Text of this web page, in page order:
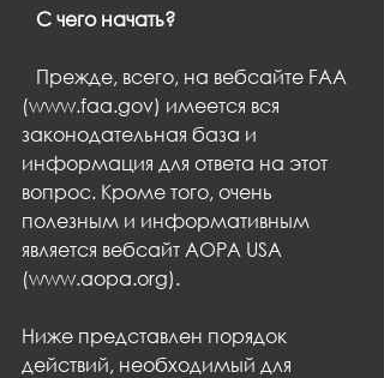
   С чего начать?
(www.faa.gov) имеется вся
законодательная база и
информация для ответа на этот
вопрос. Кроме того, очень
полезным и информативным
является вебсайт AOPA USA
(www.aopa.org).
Ниже представлен порядок
действий, необходимый для